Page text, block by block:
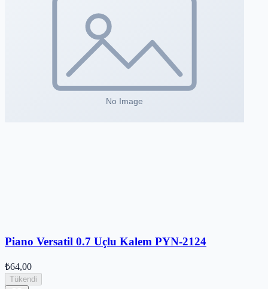
Piano Versatil 0.7 Uçlu Kalem PYN-2124
₺64,00
Tükendi